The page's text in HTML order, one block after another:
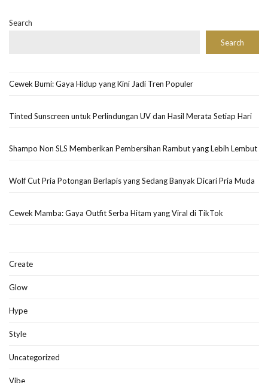
Search
Search
Cewek Bumi: Gaya Hidup yang Kini Jadi Tren Populer
Tinted Sunscreen untuk Perlindungan UV dan Hasil Merata Setiap Hari
Shampo Non SLS Memberikan Pembersihan Rambut yang Lebih Lembut
Wolf Cut Pria Potongan Berlapis yang Sedang Banyak Dicari Pria Muda
Cewek Mamba: Gaya Outfit Serba Hitam yang Viral di TikTok
Create
Glow
Hype
Style
Uncategorized
Vibe